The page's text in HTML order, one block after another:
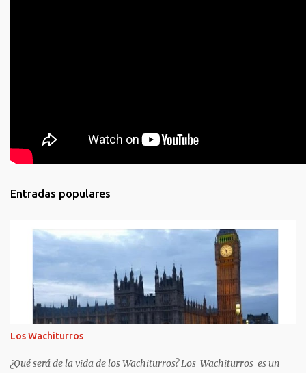
Entradas populares
Los Wachiturros
¿Qué será de la vida de los Wachiturros? Los Wachiturros es un